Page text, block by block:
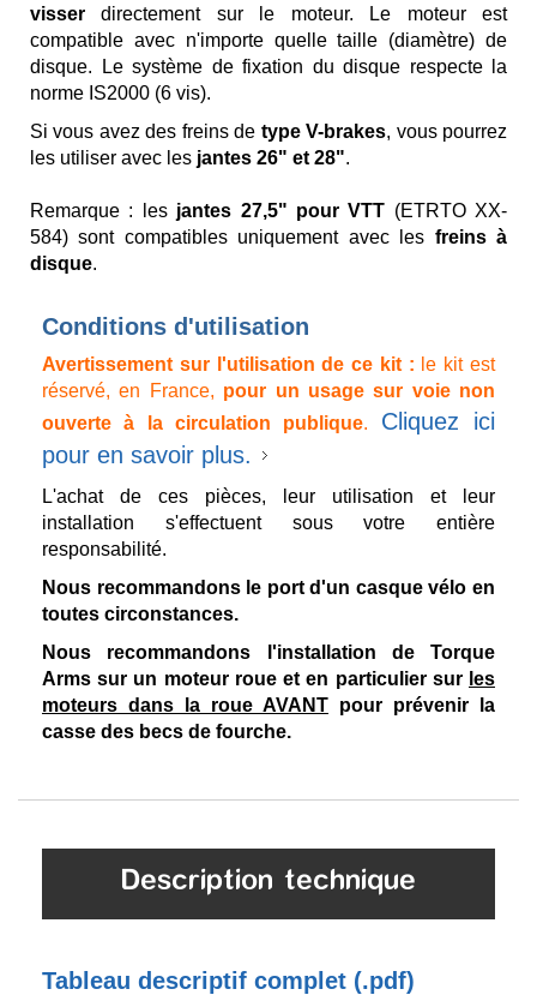
visser directement sur le moteur. Le moteur est
compatible avec n'importe quelle taille (diamètre) de
disque. Le système de fixation du disque respecte la
norme IS2000 (6 vis).
Si vous avez des freins de type V-brakes, vous pourrez
les utiliser avec les jantes 26" et 28".
Remarque : les jantes 27,5" pour VTT (ETRTO XX-
584) sont compatibles uniquement avec les freins à
disque.
Conditions d'utilisation
Avertissement sur l'utilisation de ce kit : le kit est
réservé, en France, pour un usage sur voie non
ouverte à la circulation publique. Cliquez ici
pour en savoir plus.
L'achat de ces pièces, leur utilisation et leur
installation s'effectuent sous votre entière
responsabilité.
Nous recommandons le port d'un casque vélo en
toutes circonstances.
Nous recommandons l'installation de Torque
Arms sur un moteur roue et en particulier sur les
moteurs dans la roue AVANT pour prévenir la
casse des becs de fourche.
Description technique
Tableau descriptif complet (.pdf)